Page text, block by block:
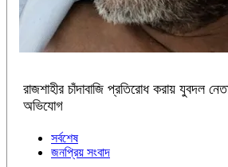
রাজশাহীর চাঁদাবাজি প্রতিরোধ করায় যুবদল
অভিযোগ
সর্বশেষ
জনপ্রিয় সংবাদ